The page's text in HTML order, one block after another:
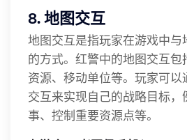
8. 地图交互
地图交互是指玩家在游戏中与
的方式。红警中的地图交互包
资源、移动单位等。玩家可以
交互来实现自己的战略目标，
事、控制重要资源点等。